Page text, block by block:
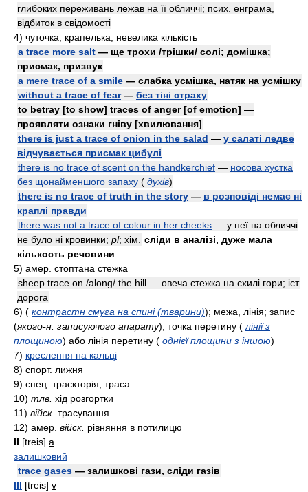
глибоких переживань лежав на її обличчі; пcиx. енграма,
відбиток в свідомості
4) чуточка, крапелька, невелика кількість
a trace more salt — ще трохи /трішки/ солі; домішка;
присмак, призвук
a mere trace of a smile — слабка усмішка, натяк на усмішку
without a trace of fear— без тіні страху
to betray [to show] traces of anger [of emotion] —
проявляти ознаки гніву [хвилювання]
there is just a trace of onion in the salad — у салаті ледве
відчувається присмак цибулі
there is no trace of scent on the handkerchief — носова хустка
без щонайменшого запаху ( духів)
there is no trace of truth in the story — в розповіді немає ні
краплі правди
there was not a trace of colour in her cheeks — у неї на обличчі
не було ні кровинки; pl; xiм.
сліди в аналізі, дуже мала
кількость речовини
5) aмep. стоптана стежка
sheep trace on /along/ the hill — овеча стежка на схилі гори; icт.
дорога
6) ( контрастн смуга на спині (тварини)); межа, лінія; запис
(якого-н. записуючого апарату); точка перетину ( лінії з
площиною) або лінія перетину ( однієї площини з іншою)
7) креслення на кальці
8) cпopт. лижня
9) cпeц. траєкторія, траса
10) тлв. хід розгортки
11) війск. трасування
12) aмep. війск. рівняння в потилицю
II [treis] a
залишковий
trace gases — залишкові гази, сліди газів
III [treis] v